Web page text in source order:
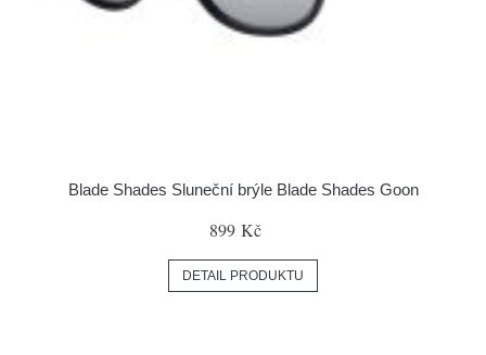
Blade Shades Sluneční brýle Blade Shades Goon
899 Kč
DETAIL PRODUKTU